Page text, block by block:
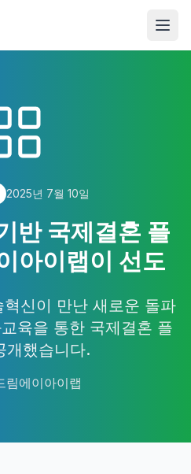
메뉴
2025년 7월 10일
반 국제결혼 플
아이랩이 선도
신이 만난 새로운 돌파
육을 통한 국제결혼 플
개했습니다.
림에이아이랩